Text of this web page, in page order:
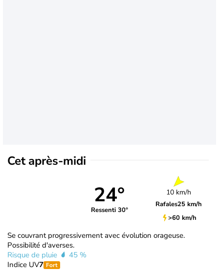
Cet après-midi
24°
Ressenti 30°
10 km/h
Rafales25 km/h
>60 km/h
Se couvrant progressivement avec évolution orageuse.
Possibilité d'averses.
Risque de pluie
45 %
Indice UV7 Fort